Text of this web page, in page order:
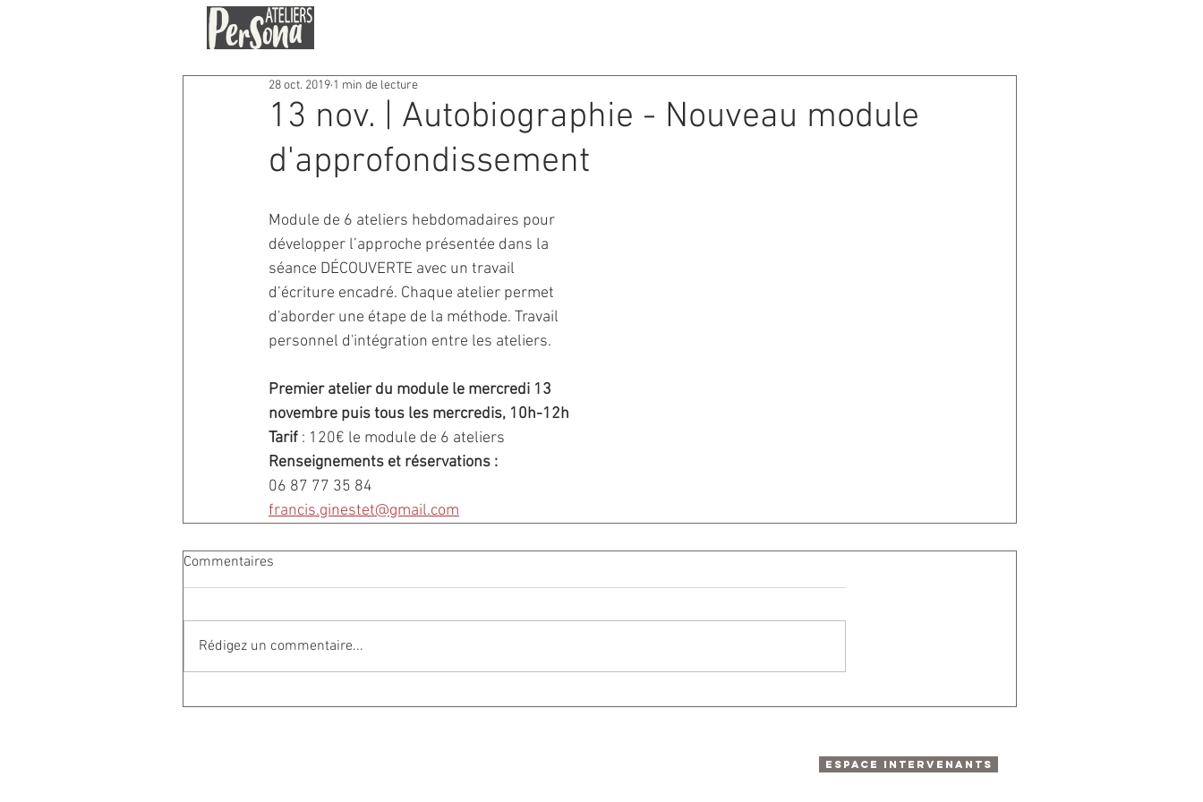
13 nov. | Autobiographie - Nouveau module
d'approfondissement
28 oct. 2019 1 min de lecture
Module de 6 ateliers hebdomadaires pour
développer l’approche présentée dans la
séance DÉCOUVERTE avec un travail
d’écriture encadré. Chaque atelier permet
d'aborder une étape de la méthode. Travail
personnel d'intégration entre les ateliers.
Premier atelier du module le mercredi 13
novembre puis tous les mercredis, 10h-12h
Tarif : 120€ le module de 6 ateliers
Renseignements et réservations :
06 87 77 35 84
francis.ginestet@gmail.com
Commentaires
Rédigez un commentaire...
ESPACE INTERVENANTS